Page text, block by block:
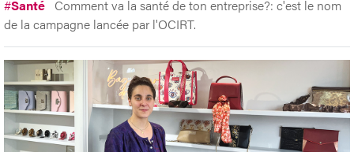
#Santé Comment va la santé de ton entreprise?: c'est le nom
de la campagne lancée par l'OCIRT.